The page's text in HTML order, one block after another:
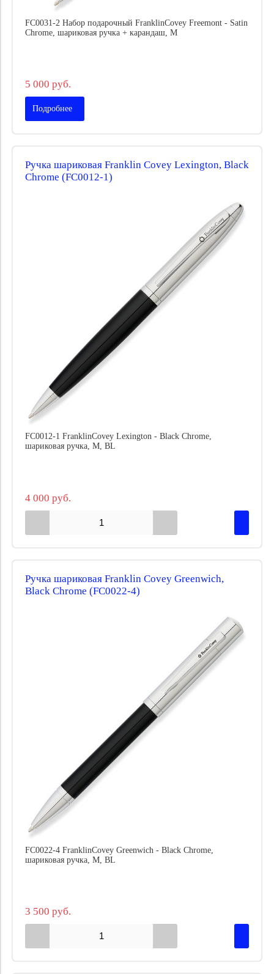
FC0031-2 Набор подарочный FranklinCovey Freemont - Satin
Chrome, шариковая ручка + карандаш, M
5 000 руб.
Подробнее
Ручка шариковая Franklin Covey Lexington, Black
Chrome (FC0012-1)
FC0012-1 FranklinCovey Lexington - Black Chrome,
шариковая ручка, M, BL
4 000 руб.
Ручка шариковая Franklin Covey Greenwich,
Black Chrome (FC0022-4)
FC0022-4 FranklinCovey Greenwich - Black Chrome,
шариковая ручка, M, BL
3 500 руб.